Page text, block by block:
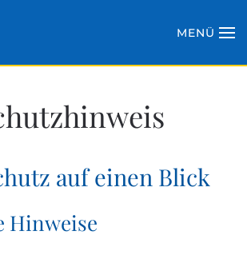
springen MENÜ
auf einen Blick
Hinweise